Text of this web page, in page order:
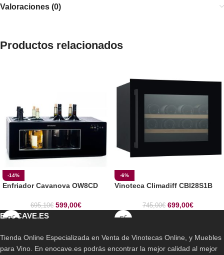
Valoraciones (0)
Productos relacionados
-14%
Enfriador Cavanova OW8CD
695,10€ 599,00€
-6%
Vinoteca Climadiff CBI28S1B
745,00€ 699,00€
ENOCAVE.ES
Tienda Online Especializada en Venta de Vinotecas Online, y Muebles
para Vino. En enocave.es podrás encontrar la mejor calidad al mejor